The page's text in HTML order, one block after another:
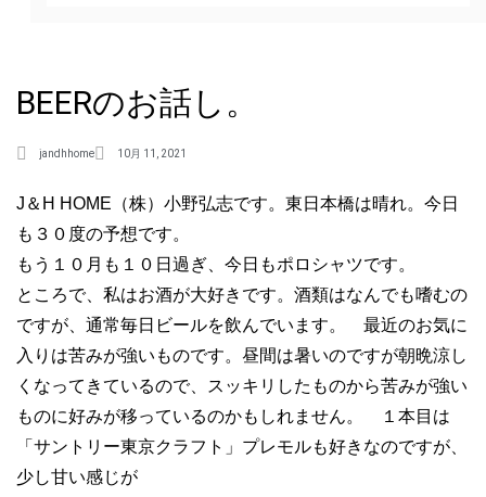
BEERのお話し。
jandhhome 10月 11, 2021
J＆H HOME（株）小野弘志です。東日本橋は晴れ。今日
も３０度の予想です。
もう１０月も１０日過ぎ、今日もポロシャツです。
ところで、私はお酒が大好きです。酒類はなんでも嗜むの
ですが、通常毎日ビールを飲んでいます。 最近のお気に
入りは苦みが強いものです。昼間は暑いのですが朝晩涼し
くなってきているので、スッキリしたものから苦みが強い
ものに好みが移っているのかもしれません。 １本目は
「サントリー東京クラフト」プレモルも好きなのですが、
少し甘い感じが